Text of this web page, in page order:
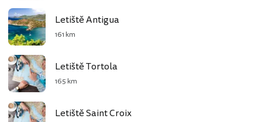
Letiště Antigua
161 km
Letiště Tortola
165 km
Letiště Saint Croix